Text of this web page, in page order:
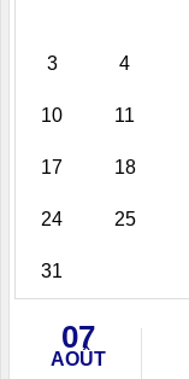
3 4
10 11
17 18
24 25
31
07
AOÛT